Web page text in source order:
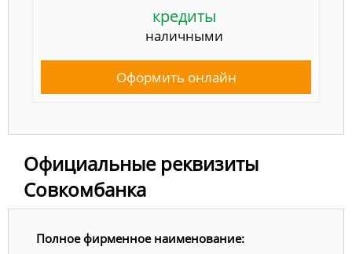
кредиты
наличными
Оформить онлайн
Официальные реквизиты
Совкомбанка
Полное фирменное наименование: